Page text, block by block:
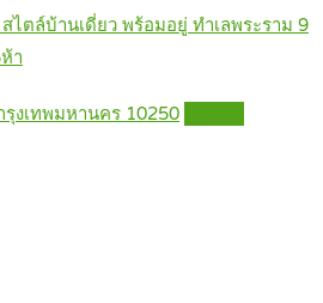
ไตล์บ้านเดี่ยว พร้อมอยู่ ทำเลพระราม 9
า
รุงเทพมหานคร 10250